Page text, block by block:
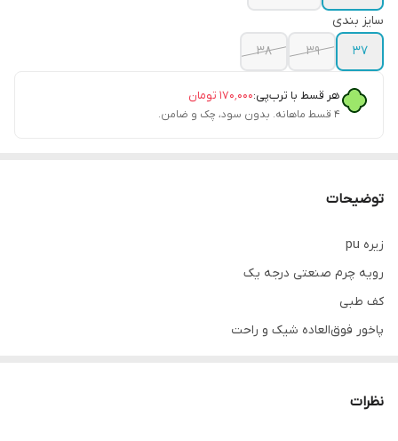
سایز بندی
37
39
38
هر قسط با ترب‌پی:۱۷۰٬۰۰۰ تومان
۴ قسط ماهانه. بدون سود، چک و ضامن.
توضیحات
زیره pu
رویه چرم صنعتی درجه یک
کف طبی
پاخور فوق‌العاده شیک و راحت
مناسب روفرشی و استفاده روزمره بیرونی
نظرات